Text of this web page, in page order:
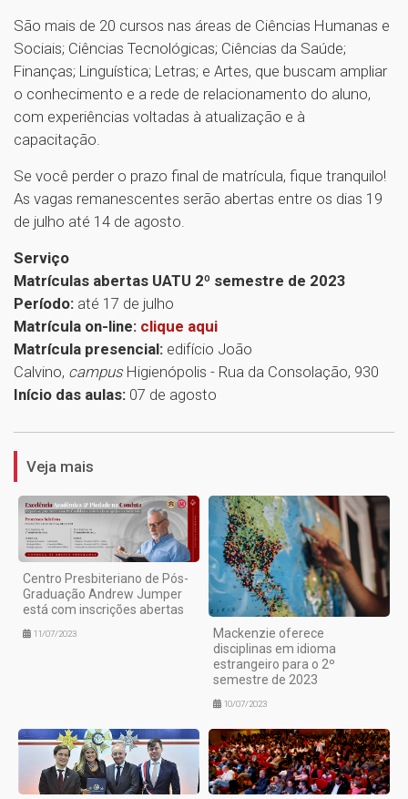
São mais de 20 cursos nas áreas de Ciências Humanas e
Sociais; Ciências Tecnológicas; Ciências da Saúde;
Finanças; Linguística; Letras; e Artes, que buscam ampliar
o conhecimento e a rede de relacionamento do aluno,
com experiências voltadas à atualização e à
capacitação.
Se você perder o prazo final de matrícula, fique tranquilo!
As vagas remanescentes serão abertas entre os dias 19
de julho até 14 de agosto.
Serviço
Matrículas abertas UATU 2º semestre de 2023
Período: até 17 de julho
Matrícula on-line: clique aqui
Matrícula presencial: edifício João
Calvino, campus Higienópolis - Rua da Consolação, 930
Início das aulas: 07 de agosto
1
Veja mais
Centro Presbiteriano de Pós-
Graduação Andrew Jumper
está com inscrições abertas
11/07/2023
Mackenzie oferece
disciplinas em idioma
estrangeiro para o 2º
semestre de 2023
10/07/2023